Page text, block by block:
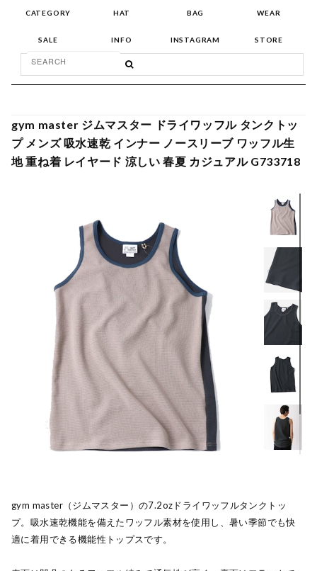
CATEGORY HAT BAG WEAR
SALE INFO INSTAGRAM STORE
gym master ジムマスター ドライワッフル タンクトッ
プ メンズ 吸水速乾 インナー ノースリーブ ワッフル生
地 重ね着 レイヤード 涼しい 春夏 カジュアル G733718
gym master（ジムマスター）の7.2ozドライワッフルタンクトッ
プ。吸水速乾機能を備えたワッフル素材を使用し、暑い季節でも快
適に着用できる機能性トップスです。